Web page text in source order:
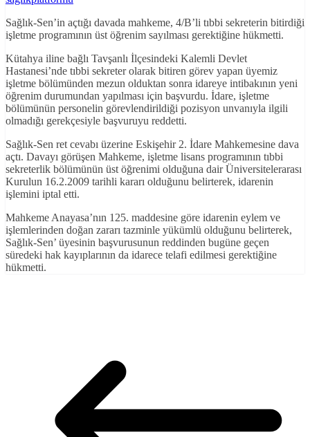
Sağlık-Sen’in açtığı davada mahkeme, 4/B’li tıbbi sekreterin bitirdiği
işletme programının üst öğrenim sayılması gerektiğine hükmetti.
Kütahya iline bağlı Tavşanlı İlçesindeki Kalemli Devlet
Hastanesi’nde tıbbi sekreter olarak bitiren görev yapan üyemiz
işletme bölümünden mezun olduktan sonra idareye intibakının yeni
öğrenim durumundan yapılması için başvurdu. İdare, işletme
bölümünün personelin görevlendirildiği pozisyon unvanıyla ilgili
olmadığı gerekçesiyle başvuruyu reddetti.
Sağlık-Sen ret cevabı üzerine Eskişehir 2. İdare Mahkemesine dava
açtı. Davayı görüşen Mahkeme, işletme lisans programının tıbbi
sekreterlik bölümünün üst öğrenimi olduğuna dair Üniversitelerarası
Kurulun 16.2.2009 tarihli kararı olduğunu belirterek, idarenin
işlemini iptal etti.
Mahkeme Anayasa’nın 125. maddesine göre idarenin eylem ve
işlemlerinden doğan zararı tazminle yükümlü olduğunu belirterek,
Sağlık-Sen’ üyesinin başvurusunun reddinden bugüne geçen
süredeki hak kayıplarının da idarece telafi edilmesi gerektiğine
hükmetti.